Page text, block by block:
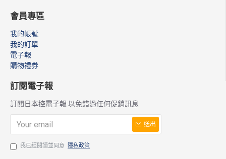
會員專區
我的帳號
我的訂單
電子報
購物禮券
訂閱電子報
訂閱日本控電子報 以免錯過任何促銷訊息
送出
我已經閱讀並同意 隱私政策